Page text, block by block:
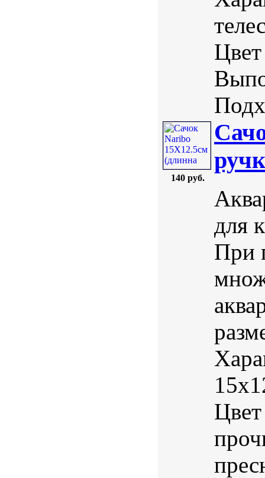
140 руб.
для
При